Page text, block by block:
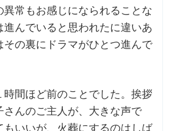
異常もお感じになられることな
進んでいると思われたに違いあ
その裏にドラマがひとつ進んで
時間ほど前のことでした。挨拶
さんのご主人が、大きな声で
もいいが、火葬にするのはしば